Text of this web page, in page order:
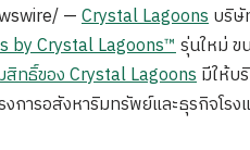
—Crystal Lagoonsบริษั
by Crystal Lagoons™รุ่นใหม่ ข
สิทธิ์ของ Crystal Lagoonsมีให้บ
การอสังหาริมทรัพย์และธุรกิจโร